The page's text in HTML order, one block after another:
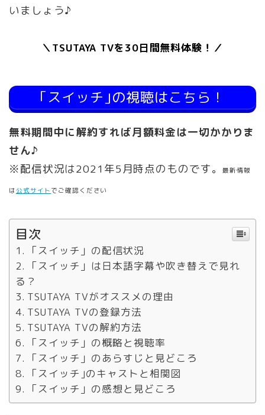
いましょう♪
＼TSUTAYA TVを30日間無料体験！／
｢スイッチ｣の視聴はこちら！
無料期間中に解約すれば月額料金は一切かかりま
せん♪
※配信状況は2021年5月時点のものです。最新情報
は公式サイト でご確認ください
目次
「スイッチ」の配信状況
「スイッチ」は日本語字幕や吹き替えで見れ
る？
TSUTAYA TVがオススメの理由
TSUTAYA TVの登録方法
TSUTAYA TVの解約方法
「スイッチ」の概略と視聴率
「スイッチ」のあらすじと見どころ
「スイッチ｣のキャストと相関図
「スイッチ」の感想と見どころ